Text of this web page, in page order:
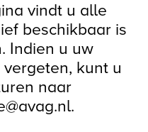
vindt u alle
beschikbaar is
Indien u uw
kunt u
naar